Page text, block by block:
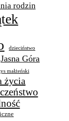
rodzin
dzieciństwo
Jasna Góra
małżeński
życia